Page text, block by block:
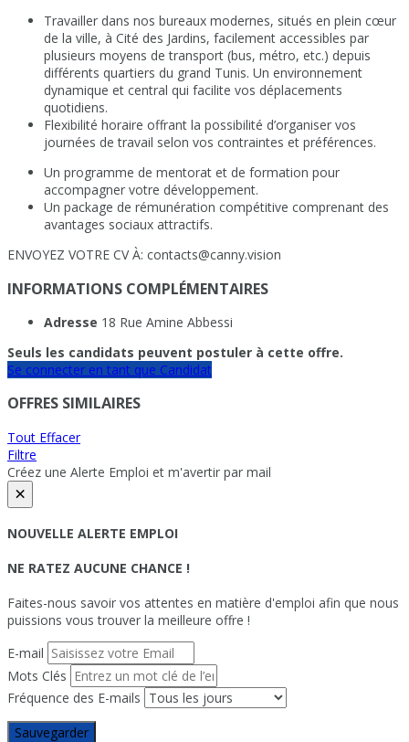
Travailler dans nos bureaux modernes, situés en plein cœur
de la ville, à Cité des Jardins, facilement accessibles par
plusieurs moyens de transport (bus, métro, etc.) depuis
différents quartiers du grand Tunis. Un environnement
dynamique et central qui facilite vos déplacements
quotidiens.
Flexibilité horaire offrant la possibilité d’organiser vos
journées de travail selon vos contraintes et préférences.
Un programme de mentorat et de formation pour
accompagner votre développement.
Un package de rémunération compétitive comprenant des
avantages sociaux attractifs.
ENVOYEZ VOTRE CV À: contacts@canny.vision
INFORMATIONS COMPLÉMENTAIRES
Adresse 18 Rue Amine Abbessi
Seuls les candidats peuvent postuler à cette offre.
Se connecter en tant que Candidat
OFFRES SIMILAIRES
Tout Effacer
Filtre
Créez une Alerte Emploi et m'avertir par mail
×
NOUVELLE ALERTE EMPLOI
NE RATEZ AUCUNE CHANCE !
Faites-nous savoir vos attentes en matière d'emploi afin que nous
puissions vous trouver la meilleure offre !
E-mail
Mots Clés
Fréquence des E-mails
Sauvegarder